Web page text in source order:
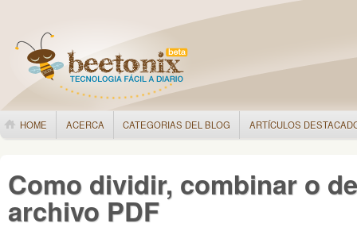
HOME ACERCA CATEGORIAS DEL BLOG ARTÍCULOS
Como dividir, combinar o
archivo PDF